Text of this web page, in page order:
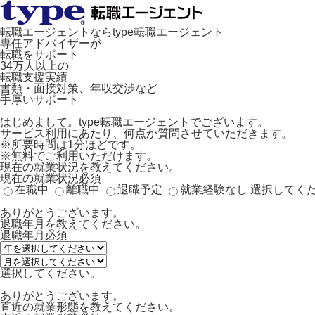
転職エージェントならtype転職エージェント
専任アドバイザーが
転職をサポート
34万人以上の
転職支援実績
書類・面接対策、年収交渉など
手厚いサポート
はじめまして。type転職エージェントでございます。
サービス利用にあたり、何点か質問させていただきます。
※所要時間は1分ほどです。
※無料でご利用いただけます。
現在の就業状況を教えてください。
現在の就業状況必須
在職中
離職中 退職予定 就業経験なし 選択してく
ありがとうございます。
退職年月を教えてください。
退職年月 必須
選択してください。
ありがとうございます。
直近の就業形態を教えてください。